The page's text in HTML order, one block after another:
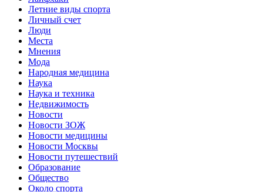
Летние виды спорта
Личный счет
Люди
Места
Мнения
Мода
Народная медицина
Наука
Наука и техника
Недвижимость
Новости
Новости ЗОЖ
Новости медицины
Новости Москвы
Новости путешествий
Образование
Общество
Около спорта